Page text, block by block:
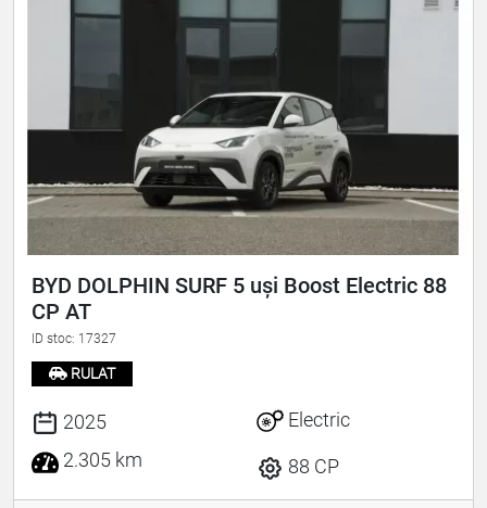
BYD DOLPHIN SURF 5 uși Boost Electric 88
CP AT
ID stoc: 17327
RULAT
2025
2.305 km
Electric
88 CP